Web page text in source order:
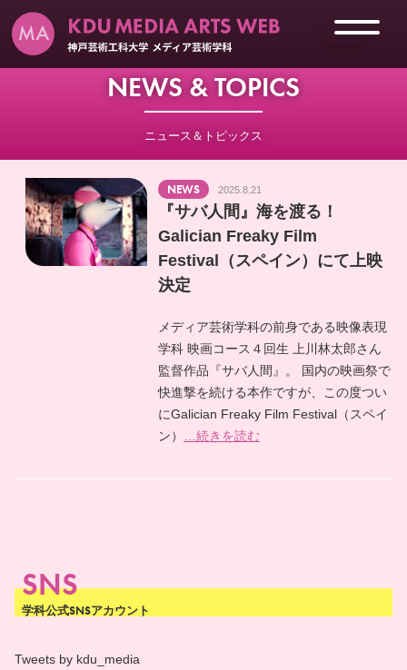
NEWS & TOPICS
ニュース＆トピックス
NEWS 2025.8.21
『サバ人間』海を渡る！
Galician Freaky Film
Festival（スペイン）にて上映
決定
メディア芸術学科の前身である映像表現
学科 映画コース４回生 上川林太郎さん
監督作品『サバ人間』。 国内の映画祭で
快進撃を続ける本作ですが、この度つい
にGalician Freaky Film Festival（スペイ
ン）
…続きを読む
SNS
学科公式SNSアカウント
Tweets by kdu_media